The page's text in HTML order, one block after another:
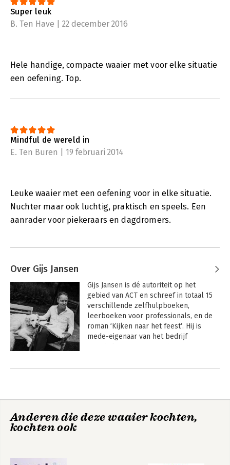
Super leuk
B. Ten Have | 22 december 2016
Hele handige, compacte waaier met voor elke situatie
een oefening. Top.
Mindful de wereld in
E. Ten Buren | 19 februari 2014
Leuke waaier met een oefening voor in elke situatie.
Nuchter maar ook luchtig, praktisch en speels. Een
aanrader voor piekeraars en dagdromers.
Over Gijs Jansen
Gijs Jansen is dé autoriteit op het
gebied van ACT en schreef in totaal 15
verschillende zelfhulpboeken,
leerboeken voor professionals, en de
roman ‘Kijken naar het feest’. Hij is
mede-eigenaar van het bedrijf
ontwikkelt op basis van ACT en Process
bedrijf met trainingen en opleidingen
Andere boeken door Gijs Jansen
Anderen die deze waaier kochten,
kochten ook